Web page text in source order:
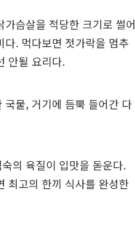
슴살을 적당한 크기로 썰어
. 먹다보면 젓가락을 멈추
안될 요리다.
국물, 거기에 듬뿍 들어간 다
의 육질이 입맛을 돋운다.
최고의 한끼 식사를 완성한